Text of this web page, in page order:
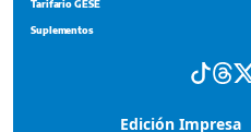
Tarifario GESE
Suplementos
Edición Impresa